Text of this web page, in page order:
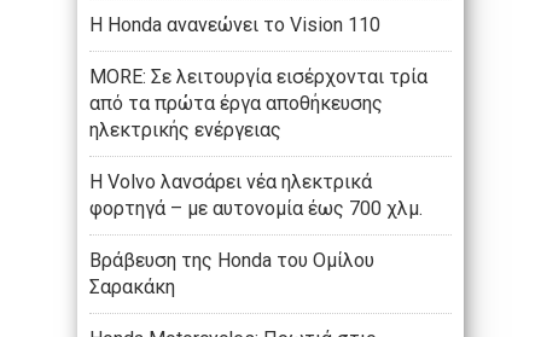
Η Honda ανανεώνει το Vision 110
MORE: Σε λειτουργία εισέρχονται τρία
από τα πρώτα έργα αποθήκευσης
ηλεκτρικής ενέργειας
Η Volvo λανσάρει νέα ηλεκτρικά
φορτηγά – με αυτονομία έως 700 χλμ.
Βράβευση της Honda του Ομίλου
Σαρακάκη